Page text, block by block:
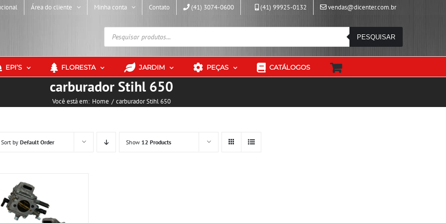
Área do cliente Minha conta Contato (41) 3074-0600 (41) 99925-0132 vendas@dicenter.com.br
Pesquisar
produtos
PESQUISAR
EPI’S FLORESTA JARDIM PEÇAS CATÁLOGOS
carburador Stihl 650
Você está em: Home carburador Stihl 650
Sort byDefault Order Show 12 Products